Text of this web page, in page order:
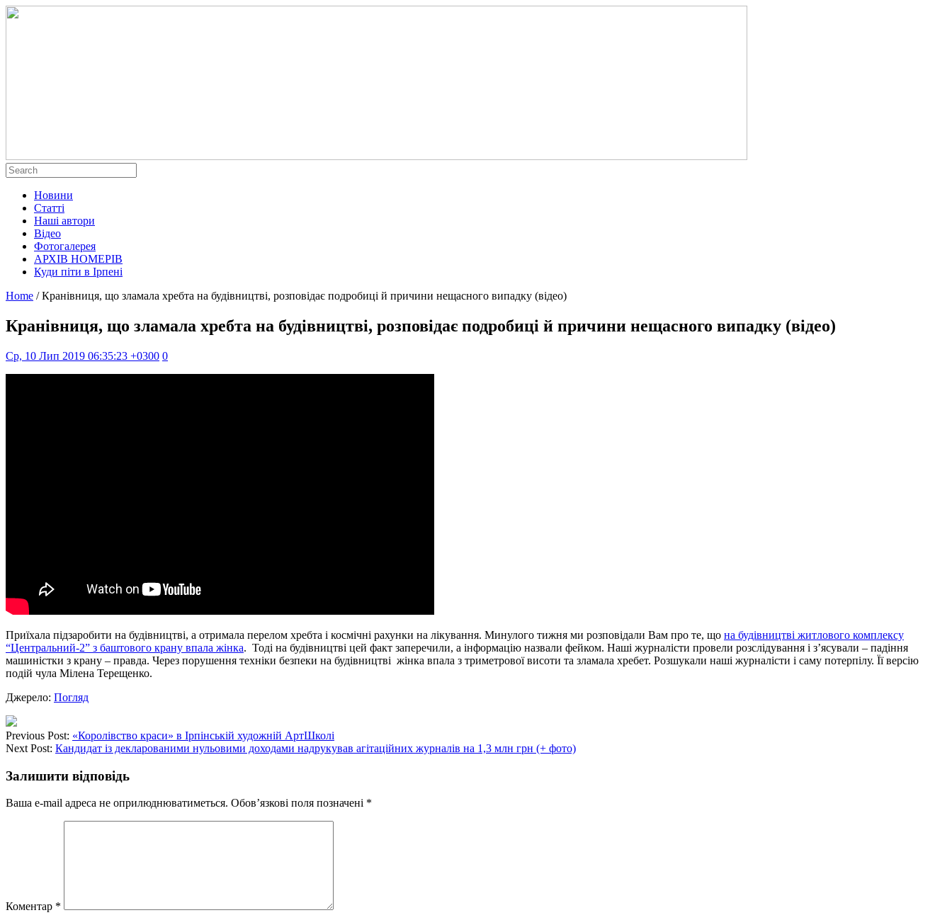
Новини
Статті
Наші автори
Відео
Фотогалерея
АРХІВ НОМЕРІВ
Куди піти в Ірпені
Home / Кранівниця, що зламала хребта на будівництві, розповідає подробиці й причини нещасного випадку (відео)
Кранівниця, що зламала хребта на будівництві, розповідає подробиці й причини нещасного випадку (відео)
Ср, 10 Лип 2019 06:35:23 +0300 0
Приїхала підзаробити на будівництві, а отримала перелом хребта і космічні рахунки на лікування. Минулого тижня ми розповідали Вам про те, що на будівництві житлового комплексу
“Центральний-2” з баштового крану впала жінка. Тоді на будівництві цей факт заперечили, а інформацію назвали фейком. Наші журналісти провели розслідування і з’ясували – падіння
машиністки з крану – правда. Через порушення техніки безпеки на будівництві жінка впала з триметрової висоти та зламала хребет. Розшукали наші журналісти і саму потерпілу. Її версію
подій чула Мілена Терещенко.
Джерело: Погляд
Previous Post: «Королівство краси» в Ірпінській художній АртШколі
Next Post: Кандидат із декларованими нульовими доходами надрукував агітаційних журналів на 1,3 млн грн (+ фото)
Залишити відповідь
Ваша e-mail адреса не оприлюднюватиметься. Обов’язкові поля позначені *
Коментар *